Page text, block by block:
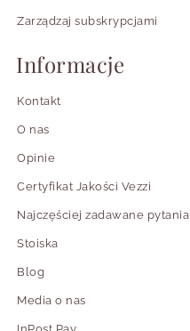
Zarządzaj subskrypcjami
Informacje
Kontakt
O nas
Opinie
Certyfikat Jakości Vezzi
Najczęściej zadawane pytania
Stoiska
Blog
Media o nas